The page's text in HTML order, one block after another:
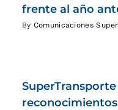
frente al año
By Comunicaciones